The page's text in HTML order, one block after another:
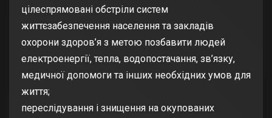
цілеспрямовані обстріли систем
життєзабезпечення населення та закладів
охорони здоров’я з метою позбавити людей
електроенергії, тепла, водопостачання, зв’язку,
медичної допомоги та інших необхідних умов для
життя;
переслідування і знищення на окупованих